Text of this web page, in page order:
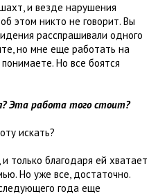
и везде нарушения
этом никто не говорит. Вы
расспрашивали одного
но мне еще работать на
Но все боятся
Эта работа того стоит?
искать?
только благодаря ей хватает
Но уже все, достаточно.
года еще